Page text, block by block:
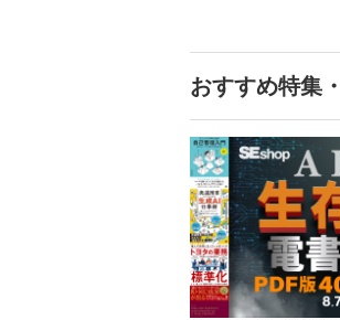
おすすめ特集